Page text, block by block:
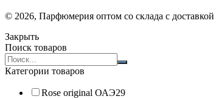
© 2026, Парфюмерия оптом со склада с
Закрыть
Поиск товаров
Search
products:
Категории товаров
Rose original ОАЭ29